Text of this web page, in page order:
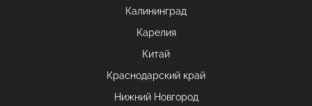
Калининград
Карелия
Китай
Краснодарский край
Нижний Новгород